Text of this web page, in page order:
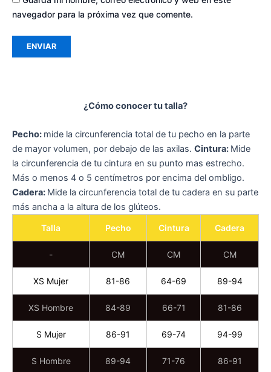
navegador para la próxima vez que comente.
¿Cómo conocer tu talla?
Pecho: mide la circunferencia total de tu pecho en la parte
de mayor volumen, por debajo de las axilas. Cintura: Mide
la circunferencia de tu cintura en su punto mas estrecho.
Más o menos 4 o 5 centímetros por encima del ombligo.
Cadera: Mide la circunferencia total de tu cadera en su parte
más ancha a la altura de los glúteos.
Talla Pecho Cintura Cadera
- CM CM CM
XS Mujer 81-86 64-69 89-94
XS Hombre 84-89 66-71 81-86
S Mujer 86-91 69-74 94-99
S Hombre 89-94 71-76 86-91